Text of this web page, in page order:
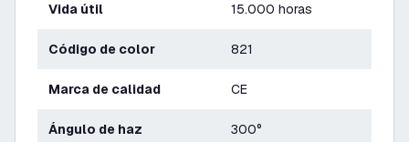
Vida útil 15.000 horas
Código de color 821
Marca de calidad CE
Ángulo de haz 300°